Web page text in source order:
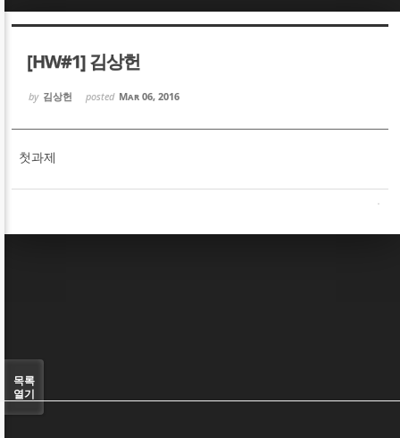
[HW#1] 김상헌
by 김상헌 posted Mar 06, 2016
첫과제
목록
열기
Sketchbook5, 스케치북5
Sketchbook5, 스케치북5
Sketchbook5, 스케치북5
Sketchbook5, 스케치북5